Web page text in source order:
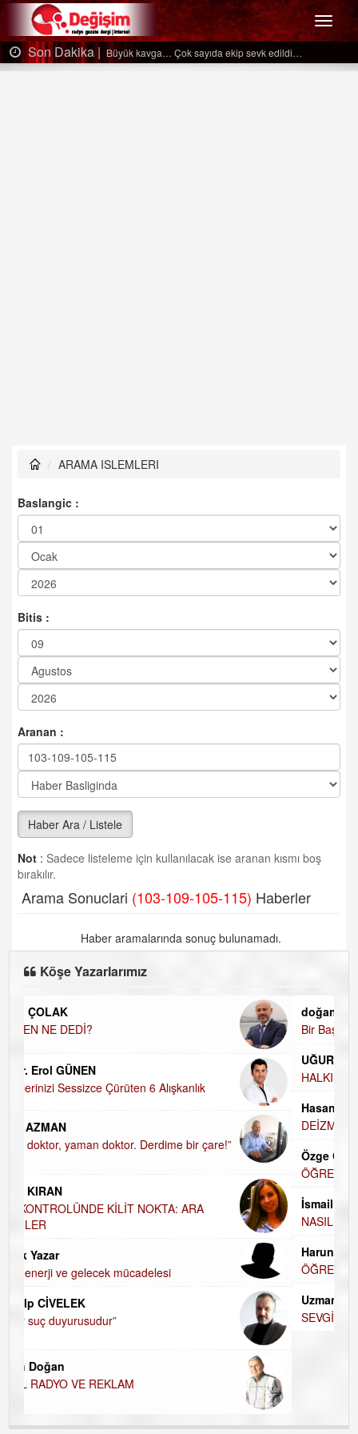
Menü
Son Dakika | Büyük kavga… Çok sayıda ekip sevk edildi…
ARAMA ISLEMLERI
Baslangic :
Bitis :
Aranan :
Haber Ara / Listele
Not : Sadece listeleme için kullanılacak ise aranan kısmı boş
bırakılır.
Arama Sonuclari (103-109-105-115) Haberler
Haber aramalarında sonuç bulunamadı.
Köşe Yazarlarımız
doğan yıldıztan
Bir Başka Avrupa!
UĞUR DEMİROĞLU
HALKIN PARTİSİNDE YENİ YÖNETİM BELİRLENDİ…
DEİZM-TEİZM-ATEİZM-PANTEİZM’E BAKIŞ
Özge CERRAH
İsmail DEMİREL
ÖĞRETMENİM , HAKKINI NASIL ÖDERİM !
Uzman Klinik Psikolog Erkan EZERÇE
SEVGİ ASLA YETMEZ!